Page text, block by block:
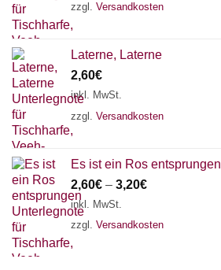
zzgl. Versandkosten
Laterne, Laterne
2,60€
inkl. MwSt.
zzgl. Versandkosten
Es ist ein Ros entsprungen
2,60€ – 3,20€
inkl. MwSt.
zzgl. Versandkosten